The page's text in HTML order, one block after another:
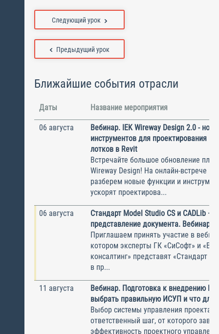
Предыдущий урок
Следующий урок
Ближайшие события отрасли
Даты Название мероприятия
06 августа
Вебинар. IEK Wireway Design 2.0 -
инструментов для проектирования
лотков в Revit
Встречайте большое обновление
Wireway Design! На онлайн-встрече
разберем новые функции и
ускорят проектирова...
06 августа
Стандарт Model Studio CS и CADLib —
представление документа. Вебинар
Приглашаем принять участие в
котором эксперты ГК «СиСофт» и
консалтинг» представят «Стандарт
в пр...
11 августа
Вебинар. Подготовка к внедрению
выбрать правильную ИСУП и что для
Выбор системы управления
ответственный шаг, от которого
эффективность проектного